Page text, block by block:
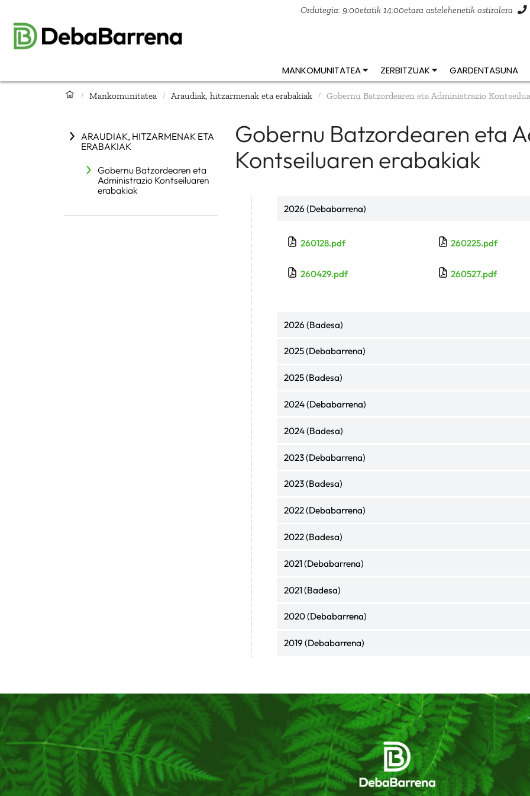
Ordutegia: 9:00etatik 14:00etara astelehenetik ostiralera
MANKOMUNITATEA ZERBITZUAK GARDENTASUNA
/ Mankomunitatea / Araudiak, hitzarmenak eta erabakiak / Gobernu Batzordearen eta Administrazio
ARAUDIAK, HITZARMENAK ETA
ERABAKIAK
Gobernu Batzordearen eta
Administrazio Kontseiluaren
erabakiak
Gobernu Batzordearen eta
Kontseiluaren erabakiak
2026 (Debabarrena)
260128.pdf 260225.pdf
260429.pdf 260527.pdf
2026 (Badesa)
2025 (Debabarrena)
2025 (Badesa)
2024 (Debabarrena)
2024 (Badesa)
2023 (Debabarrena)
2023 (Badesa)
2022 (Debabarrena)
2022 (Badesa)
2021 (Debabarrena)
2021 (Badesa)
2020 (Debabarrena)
2019 (Debabarrena)